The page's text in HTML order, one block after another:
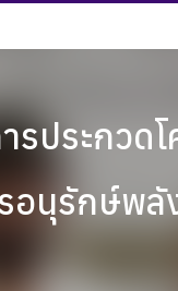
ประกวด
นุรักษ์พลั